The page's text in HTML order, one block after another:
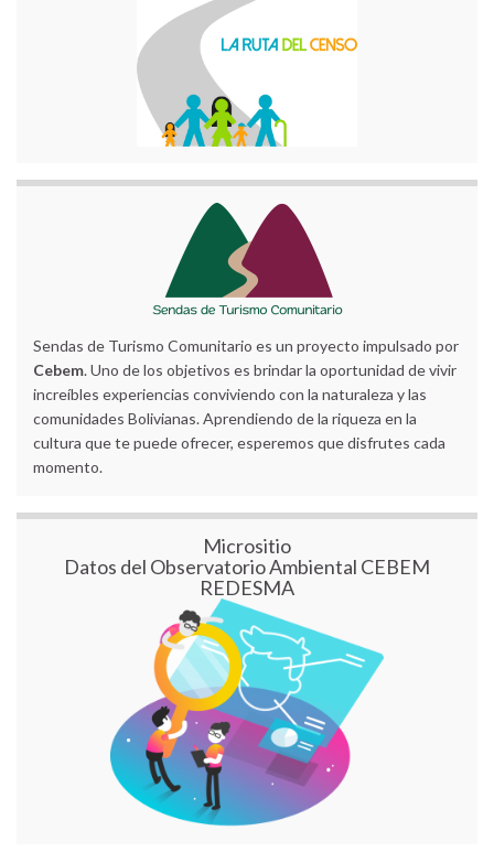
Sendas de Turismo Comunitario es un proyecto impulsado por
Cebem. Uno de los objetivos es brindar la oportunidad de vivir
increíbles experiencias conviviendo con la naturaleza y las
comunidades Bolivianas. Aprendiendo de la riqueza en la
cultura que te puede ofrecer, esperemos que disfrutes cada
momento.
Micrositio
Datos del Observatorio Ambiental CEBEM
REDESMA